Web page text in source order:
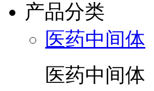
产品分类
医药中间体
医药中间体